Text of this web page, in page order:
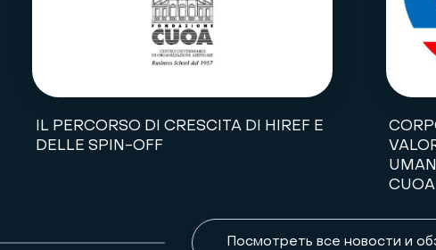
IL PERCORSO DI CRESCITA DI HIREF E
DELLE SPIN-OFF
CUOA
Посмотреть все новости и